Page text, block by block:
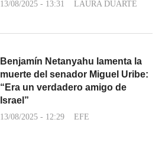
13/08/2025 - 13:31 LAURA DUARTE
Benjamín Netanyahu lamenta la
muerte del senador Miguel Uribe:
“Era un verdadero amigo de
Israel”
13/08/2025 - 12:29 EFE